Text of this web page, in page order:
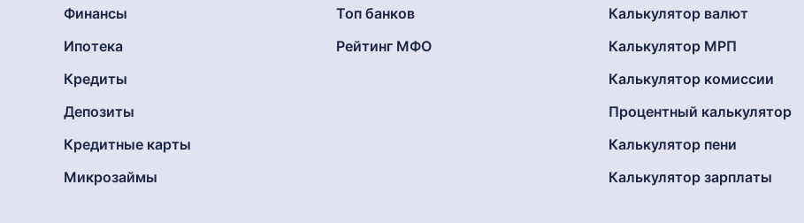
Финансы
Ипотека
Кредиты
Депозиты
Кредитные карты
Микрозаймы
Топ банков
Рейтинг МФО
Калькулятор валют
Калькулятор МРП
Калькулятор комиссии
Процентный калькулятор
Калькулятор пени
Калькулятор зарплаты